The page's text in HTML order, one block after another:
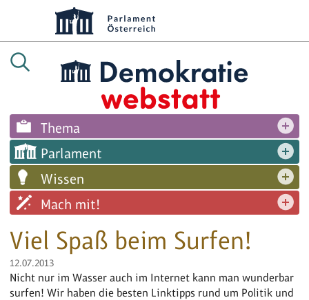
Thema
Parlament
Wissen
Mach mit!
Viel Spaß beim Surfen!
12.07.2013
Nicht nur im Wasser auch im Internet kann man wunderbar
surfen! Wir haben die besten Linktipps rund um Politik und